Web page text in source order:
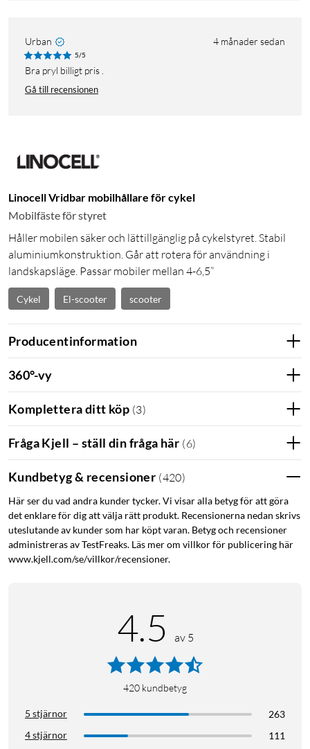
Urban 4 månader sedan
5/5
Bra pryl billigt pris .
Gå till recensionen
Linocell Vridbar mobilhållare för cykel
Mobilfäste för styret
Håller mobilen säker och lättillgänglig på cykelstyret. Stabil
aluminiumkonstruktion. Går att rotera för användning i
landskapsläge. Passar mobiler mellan 4-6,5”
Cykel El-scooter scooter
Producentinformation
360°-vy
Komplettera ditt köp (3)
Fråga Kjell – ställ din fråga här (6)
Kundbetyg & recensioner (420)
Här ser du vad andra kunder tycker. Vi visar alla betyg för att göra
det enklare för dig att välja rätt produkt. Recensionerna nedan skrivs
uteslutande av kunder som har köpt varan. Betyg och recensioner
administreras av TestFreaks. Läs mer om villkor för publicering här
www.kjell.com/se/villkor/recensioner.
4.5 av 5
420 kundbetyg
5 stjärnor
263
4 stjärnor
111